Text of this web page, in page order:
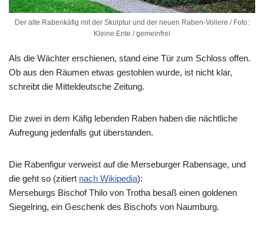
Der alte Rabenkäfig mit der Skulptur und der neuen Raben-Voliere / Foto:
Kleine Ente / gemeinfrei
Als die Wächter erschienen, stand eine Tür zum Schloss offen.
Ob aus den Räumen etwas gestohlen wurde, ist nicht klar,
schreibt die Mitteldeutsche Zeitung.
Die zwei in dem Käfig lebenden Raben haben die nächtliche
Aufregung jedenfalls gut überstanden.
Die Rabenfigur verweist auf die Merseburger Rabensage, und
die geht so (zitiert nach Wikipedia):
Merseburgs Bischof Thilo von Trotha besaß einen goldenen
Siegelring, ein Geschenk des Bischofs von Naumburg.